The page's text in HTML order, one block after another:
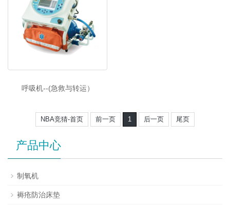
呼吸机--(急救与转运）
NBA竞猜-首页 前一页 1 后一页 尾页
产品中心
制氧机
褥疮防治床垫